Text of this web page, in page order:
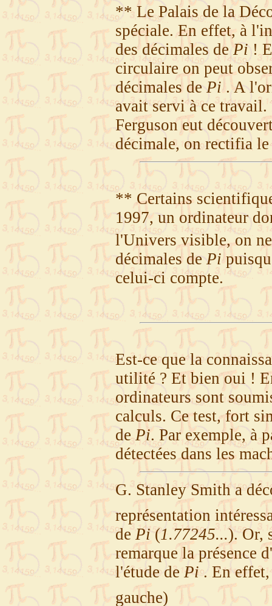
** Le Palais de la
spéciale. En effet, à
des décimales dePi !
circulaire on peut
décimales de Pi. A
avait servi à ce travail.
Ferguson eut
décimale, on rectifia
** Certains
1997, un ordinateur
l'Univers visible, on
décimales de Pi
celui-ci compte.
Est-ce que la
utilité ? Et bien oui !
ordinateurs sont
calculs. Ce test, fort
dePi. Par exemple, à
détectées dans les
G. Stanley Smith a
représentation
dePi(1.77245...). Or,
remarque la présence
l'étude de Pi. En
gauche)